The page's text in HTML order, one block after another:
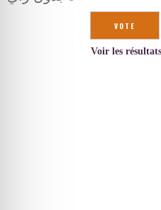
Voir les résultats